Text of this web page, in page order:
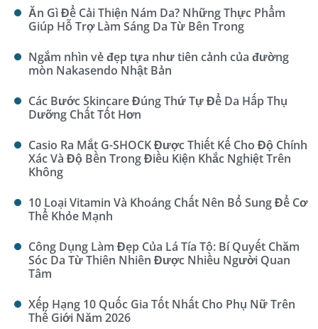
Ăn Gì Để Cải Thiện Nám Da? Những Thực Phẩm
Giúp Hỗ Trợ Làm Sáng Da Từ Bên Trong
Ngắm nhìn vẻ đẹp tựa như tiên cảnh của đường
mòn Nakasendo Nhật Bản
Các Bước Skincare Đúng Thứ Tự Để Da Hấp Thụ
Dưỡng Chất Tốt Hơn
Casio Ra Mắt G-SHOCK Được Thiết Kế Cho Độ Chính
Xác Và Độ Bền Trong Điều Kiện Khắc Nghiệt Trên
Không
10 Loại Vitamin Và Khoáng Chất Nên Bổ Sung Để Cơ
Thể Khỏe Mạnh
Công Dụng Làm Đẹp Của Lá Tía Tô: Bí Quyết Chăm
Sóc Da Từ Thiên Nhiên Được Nhiều Người Quan
Tâm
Xếp Hạng 10 Quốc Gia Tốt Nhất Cho Phụ Nữ Trên
Thế Giới Năm 2026